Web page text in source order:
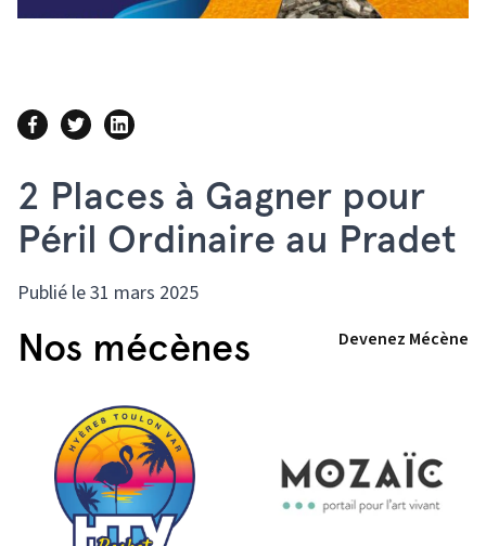
2 Places à Gagner pour
Péril Ordinaire au Pradet
Publié le 31 mars 2025
Nos mécènes Devenez Mécène